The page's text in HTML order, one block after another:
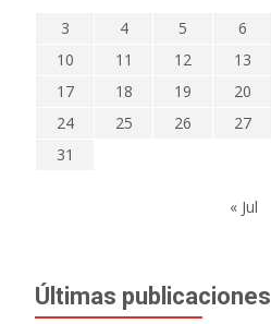
3
4 5 6
10
11 12 13
17
18 19 20
24
25 26 27
31
« Jul
Últimas publicaciones